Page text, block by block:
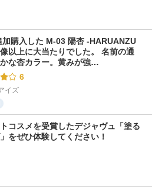
加購入した M-03 陽杏 -HARUANZU
以上に大当たりでした。 名前の通
な杏カラー。黄みが強…
6
イズ
コスメを受賞したデジャヴュ「塗る
をぜひ体験してください！